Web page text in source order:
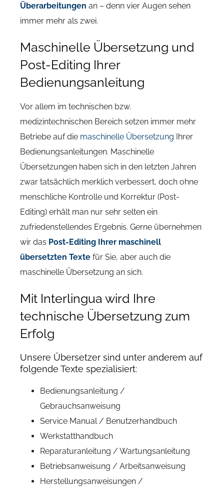
Überarbeitungen an – denn vier Augen sehen
immer mehr als zwei.
Maschinelle Übersetzung und
Post-Editing Ihrer
Bedienungsanleitung
Vor allem im technischen bzw.
medizintechnischen Bereich setzen immer mehr
Betriebe auf die maschinelle Übersetzung Ihrer
Bedienungsanleitungen. Maschinelle
Übersetzungen haben sich in den letzten Jahren
zwar tatsächlich merklich verbessert, doch ohne
menschliche Kontrolle und Korrektur (Post-
Editing) erhält man nur sehr selten ein
zufriedenstellendes Ergebnis. Gerne übernehmen
wir das Post-Editing Ihrer maschinell
übersetzten Texte für Sie, aber auch die
maschinelle Übersetzung an sich.
Mit Interlingua wird Ihre
technische Übersetzung zum
Erfolg
Unsere Übersetzer sind unter anderem auf
folgende Texte spezialisiert:
Bedienungsanleitung /
Gebrauchsanweisung
Service Manual / Benutzerhandbuch
Werkstatthandbuch
Reparaturanleitung / Wartungsanleitung
Betriebsanweisung / Arbeitsanweisung
Herstellungsanweisungen /